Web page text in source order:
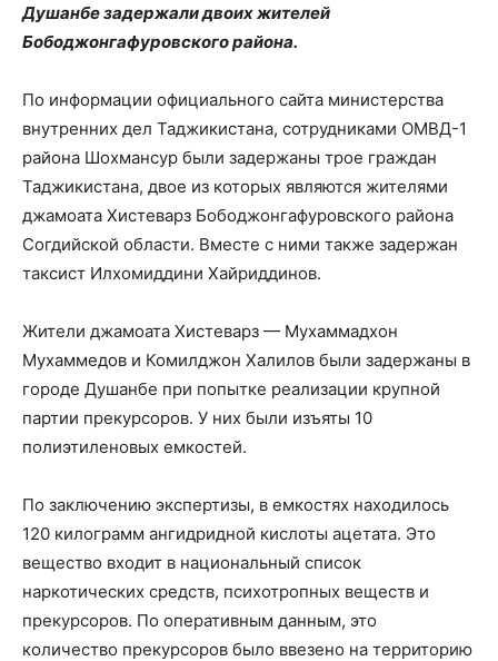
Душанбе задержали двоих жителей
Бободжонгафуровского района.
По информации официального сайта министерства
внутренних дел Таджикистана, сотрудниками ОМВД-1
района Шохмансур были задержаны трое граждан
Таджикистана, двое из которых являются жителями
джамоата Хистеварз Бободжонгафуровского района
Согдийской области. Вместе с ними также задержан
таксист Илхомиддини Хайриддинов.
Жители джамоата Хистеварз — Мухаммадхон
Мухаммедов и Комилджон Халилов были задержаны в
городе Душанбе при попытке реализации крупной
партии прекурсоров. У них были изъяты 10
полиэтиленовых емкостей.
По заключению экспертизы, в емкостях находилось
120 килограмм ангидридной кислоты ацетата. Это
вещество входит в национальный список
наркотических средств, психотропных веществ и
прекурсоров. По оперативным данным, это
количество прекурсоров было ввезено на территорию